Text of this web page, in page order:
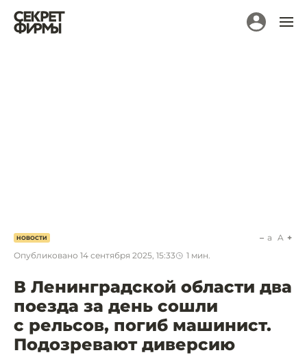
НОВОСТИ
Опубликовано 14 сентября 2025, 15:33 1 мин.
a A
В Ленинградской области два
поезда за день сошли
с рельсов, погиб машинист.
Подозревают диверсию